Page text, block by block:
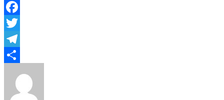
WhatsApp
Facebook
Twitter
Telegram
Share